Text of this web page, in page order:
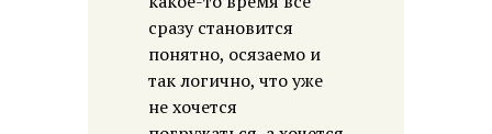
сразу становится
понятно, осязаемо и
так логично, что уже
не хочется